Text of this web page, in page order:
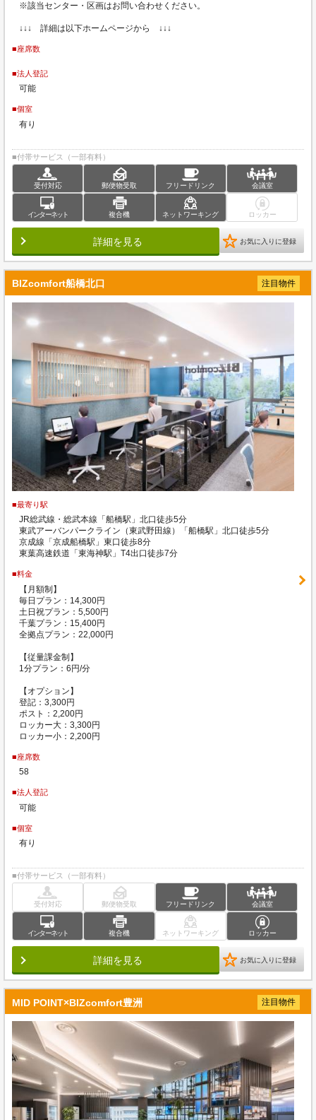
※該当センター・区画はお問い合わせください。
↓↓↓ 詳細は以下ホームページから ↓↓↓
■座席数
■法人登記
可能
■個室
有り
■付帯サービス（一部有料）
受付対応 郵便物受取 フリードリンク 会議室
インターネット 複合機 ネットワーキング ロッカー
詳細を見る お気に入りに登録
BIZcomfort船橋北口 注目物件
■最寄り駅
JR総武線・総武本線「船橋駅」北口徒歩5分
東武アーバンパークライン（東武野田線）「船橋駅」北口徒歩5分
京成線「京成船橋駅」東口徒歩8分
東葉高速鉄道「東海神駅」T4出口徒歩7分
■料金
【月額制】
毎日プラン：14,300円
土日祝プラン：5,500円
千葉プラン：15,400円
全拠点プラン：22,000円
【従量課金制】
1分プラン：6円/分
【オプション】
登記：3,300円
ポスト：2,200円
ロッカー大：3,300円
ロッカー小：2,200円
■座席数
58
■法人登記
可能
■個室
有り
■付帯サービス（一部有料）
受付対応 郵便物受取 フリードリンク 会議室
インターネット 複合機 ネットワーキング ロッカー
詳細を見る お気に入りに登録
MID POINT×BIZcomfort豊洲 注目物件